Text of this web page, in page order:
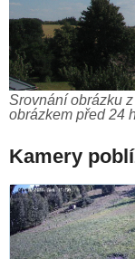
Srovnání obrázku
obrázkem před 24
Kamery